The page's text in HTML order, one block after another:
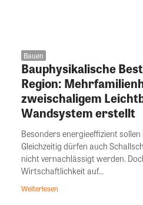
Bauen
Bauphysikalische
Region:
zweischaligem
Wandsystem erstellt
Besonders energieeffizient
Gleichzeitig dürfen auch
nicht vernachlässigt werden.
Wirtschaftlichkeit auf...
Weiterlesen